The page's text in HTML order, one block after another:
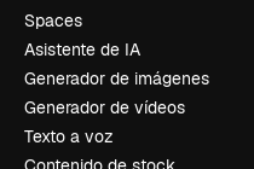
Spaces
Asistente de IA
Generador de imágenes
Generador de vídeos
Texto a voz